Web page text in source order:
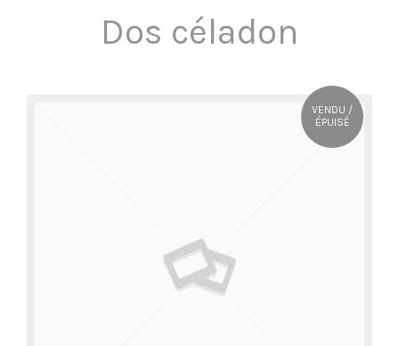
Dos céladon
VENDU /
ÉPUISÉ
OÙ NOUS TROUVER ?